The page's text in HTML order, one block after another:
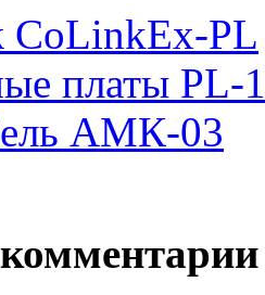
CoLinkEx-PL
платы PL-
АМК-03